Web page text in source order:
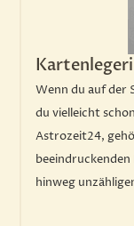
Wenn du auf der
du vielleicht
Astrozeit24,
beeindruckenden
hinweg